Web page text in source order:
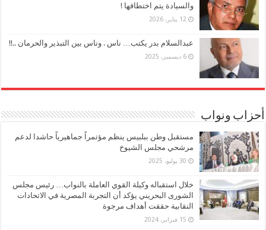
والسيادة يتم اختطافها !
12 يناير، 2026
عبدالسلام بدر يكتب… ناس . وناس بين التبذير والحرمان ..!!
6 ديسمبر، 2025
أحزاب ونواب
مستقبل وطن ببلبيس ينظم مؤتمراً جماهيرياً حاشدا لدعم
مرشحي مجلس الشيوخ
30 يوليو، 2025
خلال استقباله وكيلة القوي العاملة بالنواب… رئيس مجلس
الشورى البحريني يؤكد أن التجربة المصرية في الاتحادات
النقابية حققت أهداف مرجوة
15 فبراير، 2024